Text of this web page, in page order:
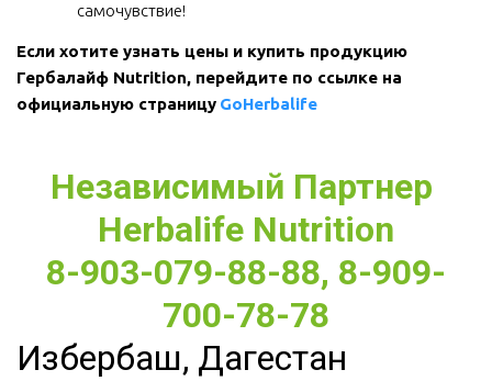
самочувствие!
Если хотите узнать цены и купить продукцию
Гербалайф Nutrition, перейдите по ссылке на
официальную страницу GoHerbalife
Независимый Партнер
Herbalife Nutrition
8-903-079-88-88, 8-909-
700-78-78
Избербаш, Дагестан